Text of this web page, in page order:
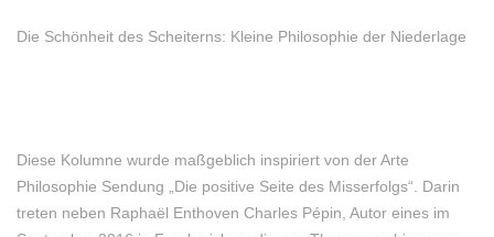
Die Schönheit des Scheiterns: Kleine Philosophie der Niederlage
Diese Kolumne wurde maßgeblich inspiriert von der Arte
Philosophie Sendung „Die positive Seite des Misserfolgs“. Darin
treten neben Raphaël Enthoven Charles Pépin, Autor eines im